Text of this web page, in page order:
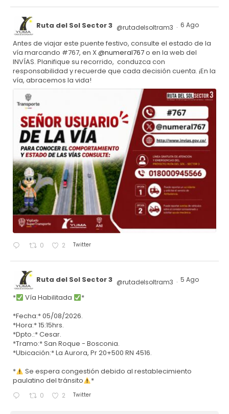
Ruta del Sol Sector 3 @rutadelsoltram3 · 6 Ago
Antes de viajar este puente festivo, consulte el estado de la
vía marcando #767, en X@numeral767o en la web del
INVÍAS. Planifique su recorrido, conduzca con
responsabilidad y recuerde que cada decisión cuenta. ¡En la
vía, abracemos la vida!
0 2 Twitter
Ruta del Sol Sector 3 @rutadelsoltram3 · 5 Ago
* Vía Habilitada
*
*Fecha:* 05/08/2026.
*Hora:* 15:15hrs.
*Dpto.:* Cesar.
*Tramo:* San Roque - Bosconia.
*Ubicación:* La Aurora, Pr 20+500 RN 4516.
*
Se espera congestión debido al restablecimiento
paulatino del tránsito
*
0 2 Twitter